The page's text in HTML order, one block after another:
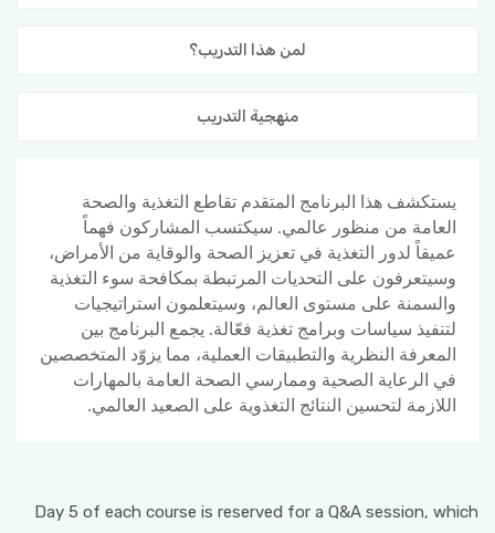
لمن هذا التدريب؟
منهجية التدريب
يستكشف هذا البرنامج المتقدم تقاطع التغذية والصحة
العامة من منظور عالمي. سيكتسب المشاركون فهماً
عميقاً لدور التغذية في تعزيز الصحة والوقاية من الأمراض،
وسيتعرفون على التحديات المرتبطة بمكافحة سوء التغذية
والسمنة على مستوى العالم، وسيتعلمون استراتيجيات
لتنفيذ سياسات وبرامج تغذية فعّالة. يجمع البرنامج بين
المعرفة النظرية والتطبيقات العملية، مما يزوّد المتخصصين
في الرعاية الصحية وممارسي الصحة العامة بالمهارات
اللازمة لتحسين النتائج التغذوية على الصعيد العالمي.
Day 5 of each course is reserved for a Q&A session, which